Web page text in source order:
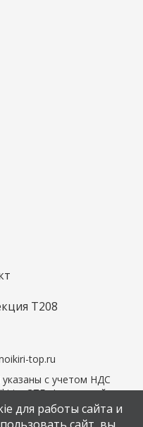
Т208
top.ru
с учетом НДС
в СПБ. Фирменный
для работы сайта и